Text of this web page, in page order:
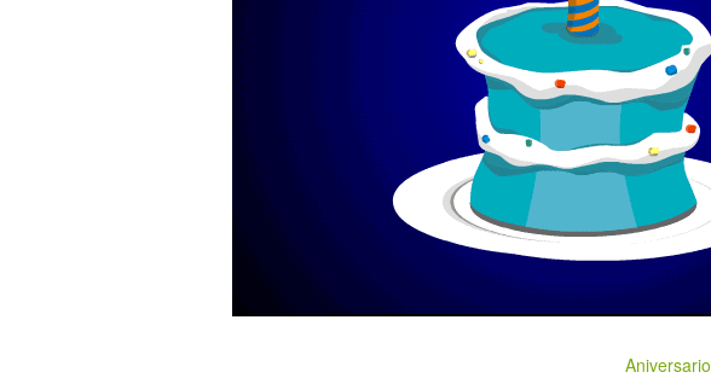
Aniversario